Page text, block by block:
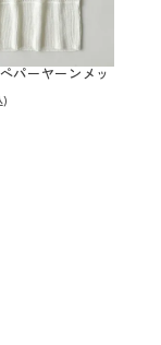
パーヤーンメッ
)